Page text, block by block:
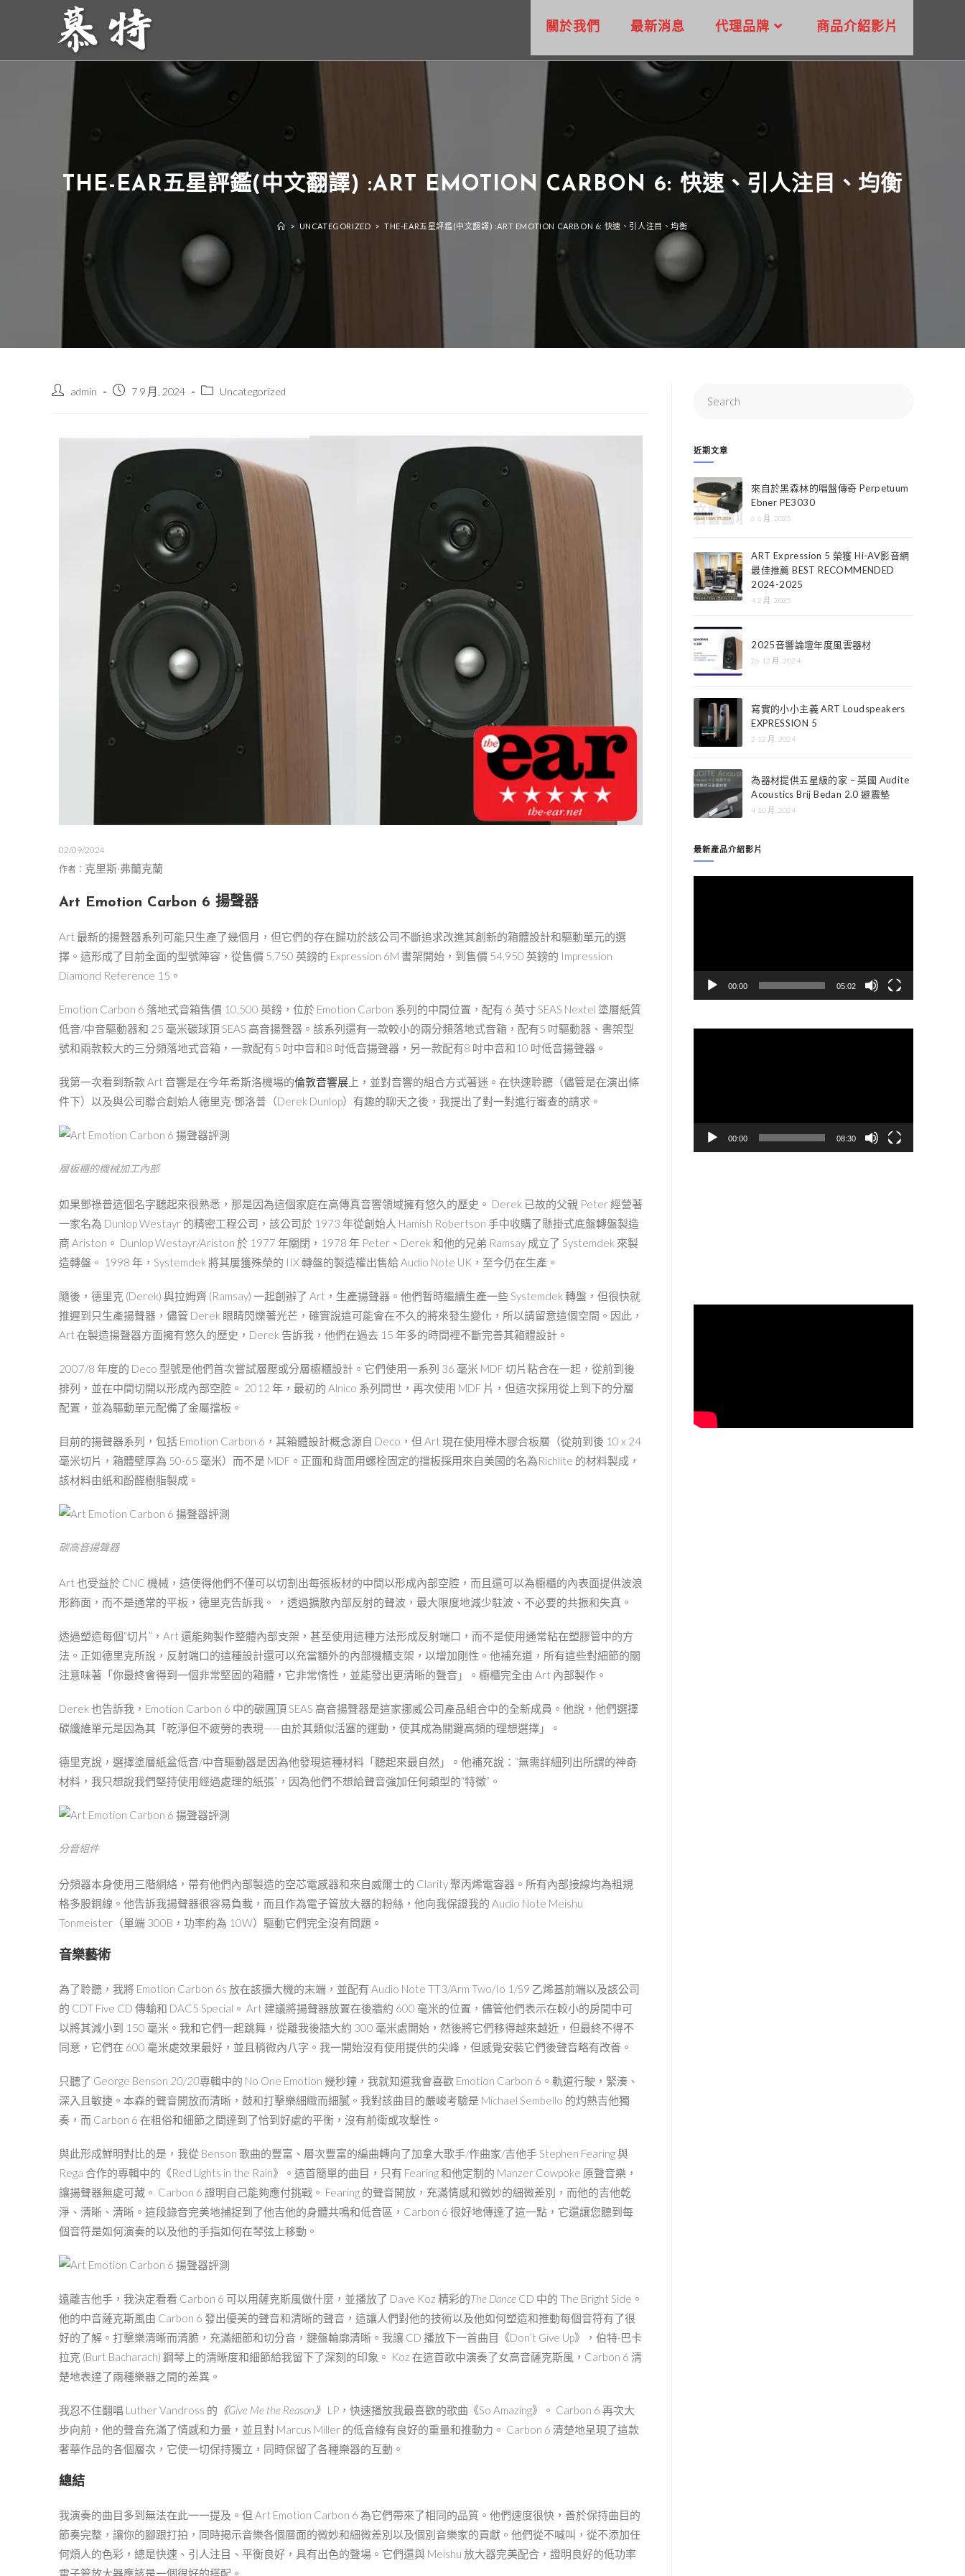
關於我們 最新消息 代理品牌 商品介紹影片
THE-EAR五星評鑑(中文翻譯) :ART EMOTION CARBON 6: 快速、引人注目、均衡
> UNCATEGORIZED > THE-EAR五星評鑑(中文翻譯) :ART EMOTION CARBON 6: 快速、引人注目、均衡
admin 7 9 月, 2024 Uncategorized
02/09/2024
作者： 克里斯·弗蘭克蘭
Art Emotion Carbon 6 揚聲器
Art 最新的揚聲器系列可能只生產了幾個月，但它們的存在歸功於該公司不斷追求改進其創新的箱體設計和驅動單元的選
擇。這形成了目前全面的型號陣容，從售價 5,750 英鎊的 Expression 6M 書架開始，到售價 54,950 英鎊的 Impression
Diamond Reference 15。
Emotion Carbon 6 落地式音箱售價 10,500 英鎊，位於 Emotion Carbon 系列的中間位置，配有 6 英寸 SEAS Nextel 塗層紙質
低音/中音驅動器和 25 毫米碳球頂 SEAS 高音揚聲器。該系列還有一款較小的兩分頻落地式音箱，配有5 吋驅動器、書架型
號和兩款較大的三分頻落地式音箱，一款配有5 吋中音和8 吋低音揚聲器，另一款配有8 吋中音和10 吋低音揚聲器。
我第一次看到新款 Art 音響是在今年希斯洛機場的倫敦音響展 上，並對音響的組合方式著迷。在快速聆聽（儘管是在演出條
件下）以及與公司聯合創始人德里克·鄧洛普（Derek Dunlop）有趣的聊天之後，我提出了對一對進行審查的請求。
層板櫃的機械加工內部
如果鄧祿普這個名字聽起來很熟悉，那是因為這個家庭在高傳真音響領域擁有悠久的歷史。 Derek 已故的父親 Peter 經營著
一家名為 Dunlop Westayr 的精密工程公司，該公司於 1973 年從創始人 Hamish Robertson 手中收購了懸掛式底盤轉盤製造
商 Ariston。 Dunlop Westayr/Ariston 於 1977 年關閉，1978 年 Peter、Derek 和他的兄弟 Ramsay 成立了 Systemdek 來製
造轉盤。 1998 年，Systemdek 將其屢獲殊榮的 IIX 轉盤的製造權出售給 Audio Note UK，至今仍在生產。
隨後，德里克 (Derek) 與拉姆齊 (Ramsay) 一起創辦了 Art，生產揚聲器。他們暫時繼續生產一些 Systemdek 轉盤，但很快就
推遲到只生產揚聲器，儘管 Derek 眼睛閃爍著光芒，確實說這可能會在不久的將來發生變化，所以請留意這個空間。因此，
Art 在製造揚聲器方面擁有悠久的歷史，Derek 告訴我，他們在過去 15 年多的時間裡不斷完善其箱體設計。
2007/8 年度的 Deco 型號是他們首次嘗試層壓或分層櫥櫃設計。它們使用一系列 36 毫米 MDF 切片粘合在一起，從前到後
排列，並在中間切開以形成內部空腔。 2012 年，最初的 Alnico 系列問世，再次使用 MDF 片，但這次採用從上到下的分層
配置，並為驅動單元配備了金屬擋板。
目前的揚聲器系列，包括 Emotion Carbon 6，其箱體設計概念源自 Deco，但 Art 現在使用樺木膠合板層（從前到後 10 x 24
毫米切片，箱體壁厚為 50-65 毫米）而不是 MDF。正面和背面用螺栓固定的擋板採用來自美國的名為Richlite 的材料製成，
該材料由紙和酚醛樹脂製成。
碳高音揚聲器
Art 也受益於 CNC 機械，這使得他們不僅可以切割出每張板材的中間以形成內部空腔，而且還可以為櫥櫃的內表面提供波浪
形飾面，而不是通常的平板，德里克告訴我。 ，透過擴散內部反射的聲波，最大限度地減少駐波、不必要的共振和失真。
透過塑造每個“切片”，Art 還能夠製作整體內部支架，甚至使用這種方法形成反射端口，而不是使用通常粘在塑膠管中的方
法。正如德里克所說，反射端口的這種設計還可以充當額外的內部機櫃支架，以增加剛性。他補充道，所有這些對細節的關
注意味著「你最終會得到一個非常堅固的箱體，它非常惰性，並能發出更清晰的聲音」。櫥櫃完全由 Art 內部製作。
Derek 也告訴我，Emotion Carbon 6 中的碳圓頂 SEAS 高音揚聲器是這家挪威公司產品組合中的全新成員。他說，他們選擇
碳纖維單元是因為其「乾淨但不疲勞的表現——由於其類似活塞的運動，使其成為關鍵高頻的理想選擇」。
德里克說，選擇塗層紙盆低音/中音驅動器是因為他發現這種材料「聽起來最自然」。他補充說：“無需詳細列出所謂的神奇
材料，我只想說我們堅持使用經過處理的紙張”，因為他們不想給聲音強加任何類型的“特徵”。
分音組件
分頻器本身使用三階網絡，帶有他們內部製造的空芯電感器和來自威爾士的 Clarity 聚丙烯電容器。所有內部接線均為粗規
格多股銅線。他告訴我揚聲器很容易負載，而且作為電子管放大器的粉絲，他向我保證我的 Audio Note Meishu
Tonmeister（單端 300B，功率約為 10W）驅動它們完全沒有問題。
音樂藝術
為了聆聽，我將 Emotion Carbon 6s 放在該擴大機的末端，並配有 Audio Note TT3/Arm Two/Io 1/S9 乙烯基前端以及該公司
的 CDT Five CD 傳輸和 DAC5 Special。 Art 建議將揚聲器放置在後牆約 600 毫米的位置，儘管他們表示在較小的房間中可
以將其減小到 150 毫米。我和它們一起跳舞，從離我後牆大約 300 毫米處開始，然後將它們移得越來越近，但最終不得不
同意，它們在 600 毫米處效果最好，並且稍微內八字。我一開始沒有使用提供的尖峰，但感覺安裝它們後聲音略有改善。
只聽了 George Benson 20/20專輯中的 No One Emotion 幾秒鐘，我就知道我會喜歡 Emotion Carbon 6。軌道行駛，緊湊、
深入且敏捷。本森的聲音開放而清晰，鼓和打擊樂細緻而細膩。我對該曲目的嚴峻考驗是 Michael Sembello 的灼熱吉他獨
奏，而 Carbon 6 在粗俗和細節之間達到了恰到好處的平衡，沒有前衛或攻擊性。
與此形成鮮明對比的是，我從 Benson 歌曲的豐富、層次豐富的編曲轉向了加拿大歌手/作曲家/吉他手 Stephen Fearing 與
Rega 合作的專輯中的《Red Lights in the Rain》。這首簡單的曲目，只有 Fearing 和他定制的 Manzer Cowpoke 原聲音樂，
讓揚聲器無處可藏。 Carbon 6 證明自己能夠應付挑戰。 Fearing 的聲音開放，充滿情感和微妙的細微差別，而他的吉他乾
淨、清晰、清晰。這段錄音完美地捕捉到了他吉他的身體共鳴和低音區，Carbon 6 很好地傳達了這一點，它還讓您聽到每
個音符是如何演奏的以及他的手指如何在琴弦上移動。
遠離吉他手，我決定看看 Carbon 6 可以用薩克斯風做什麼，並播放了 Dave Koz 精彩的The Dance CD 中的 The Bright Side。
他的中音薩克斯風由 Carbon 6 發出優美的聲音和清晰的聲音，這讓人們對他的技術以及他如何塑造和推動每個音符有了很
好的了解。打擊樂清晰而清脆，充滿細節和切分音，鍵盤輪廓清晰。我讓 CD 播放下一首曲目《Don’t Give Up》，伯特·巴卡
拉克 (Burt Bacharach) 鋼琴上的清晰度和細節給我留下了深刻的印象。 Koz 在這首歌中演奏了女高音薩克斯風，Carbon 6 清
楚地表達了兩種樂器之間的差異。
我忍不住翻唱 Luther Vandross 的 《Give Me the Reason》 LP，快速播放我最喜歡的歌曲《So Amazing》。 Carbon 6 再次大
步向前，他的聲音充滿了情感和力量，並且對 Marcus Miller 的低音線有良好的重量和推動力。 Carbon 6 清楚地呈現了這款
奢華作品的各個層次，它使一切保持獨立，同時保留了各種樂器的互動。
總結
我演奏的曲目多到無法在此一一提及。但 Art Emotion Carbon 6 為它們帶來了相同的品質。他們速度很快，善於保持曲目的
節奏完整，讓你的腳跟打拍，同時揭示音樂各個層面的微妙和細微差別以及個別音樂家的貢獻。他們從不喊叫，從不添加任
何煩人的色彩，總是快速、引人注目、平衡良好，具有出色的聲場。它們還與 Meishu 放大器完美配合，證明良好的低功率
電子管放大器應該是一個很好的搭配。
近期文章
來自於黑森林的唱盤傳奇 Perpetuum
Ebner PE3030
6 6 月, 2025
ART Expression 5 榮獲 Hi-AV影音網
最佳推薦 BEST RECOMMENDED
2024-2025
4 2 月, 2025
2025音響論壇年度風雲器材
26 12 月, 2024
寫實的小小主義 ART Loudspeakers
EXPRESSION 5
2 12 月, 2024
為器材提供五星級的家 – 英國 Audite
Acoustics Brij Bedan 2.0 避震墊
4 10 月, 2024
最新產品介紹影片
00:00 05:02
00:00 08:30